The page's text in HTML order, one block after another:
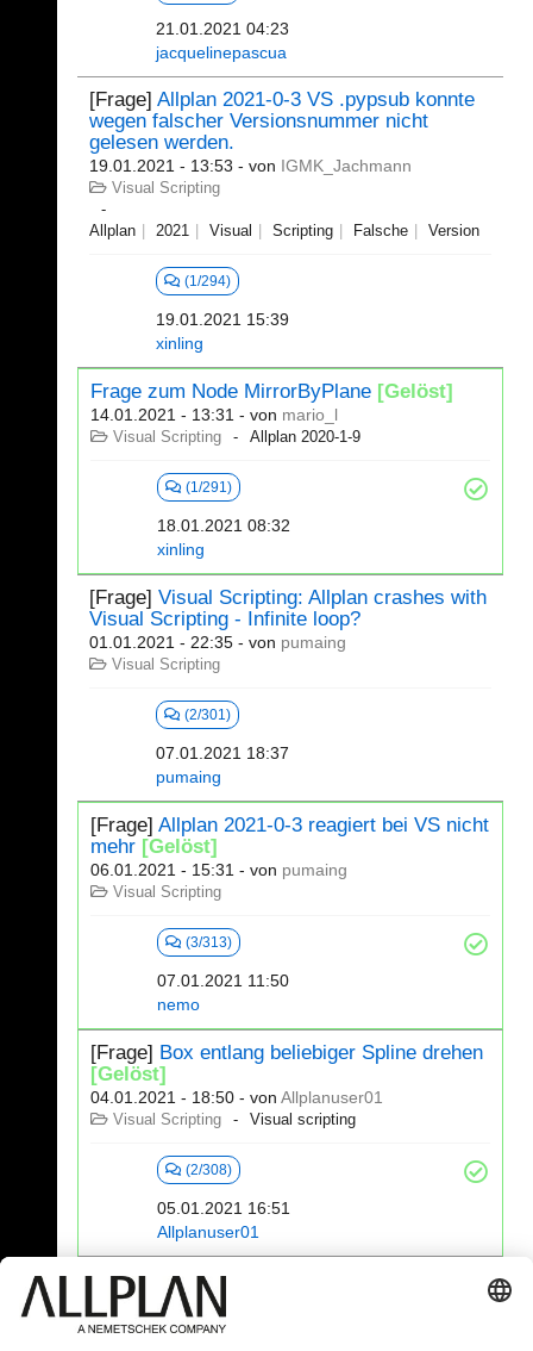
21.01.2021 04:23
jacquelinepascua
[Frage] Allplan 2021-0-3 VS .pypsub konnte
wegen falscher Versionsnummer nicht
gelesen werden.
19.01.2021 - 13:53 - von IGMK_Jachmann
Visual Scripting
Allplan 2021 Visual Scripting Falsche Version
(1/294)
19.01.2021 15:39
xinling
Frage zum Node MirrorByPlane [Gelöst]
14.01.2021 - 13:31 - von mario_l
Visual Scripting Allplan 2020-1-9
(1/291)
18.01.2021 08:32
xinling
[Frage] Visual Scripting: Allplan crashes with
Visual Scripting - Infinite loop?
01.01.2021 - 22:35 - von pumaing
Visual Scripting
(2/301)
07.01.2021 18:37
pumaing
[Frage] Allplan 2021-0-3 reagiert bei VS nicht
mehr [Gelöst]
06.01.2021 - 15:31 - von pumaing
Visual Scripting
(3/313)
07.01.2021 11:50
nemo
[Frage] Box entlang beliebiger Spline drehen
[Gelöst]
04.01.2021 - 18:50 - von Allplanuser01
Visual Scripting Visual scripting
(2/308)
05.01.2021 16:51
Allplanuser01
341 - 360 (392)
⇤